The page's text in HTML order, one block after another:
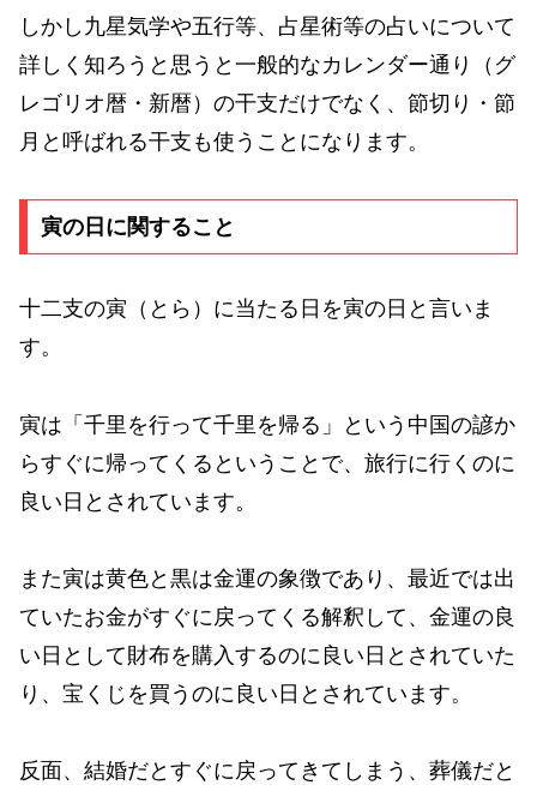
しかし九星気学や五行等、占星術等の占いについて
詳しく知ろうと思うと一般的なカレンダー通り（グ
レゴリオ暦・新暦）の干支だけでなく、節切り・節
月と呼ばれる干支も使うことになります。
寅の日に関すること
十二支の寅（とら）に当たる日を寅の日と言いま
す。
寅は「千里を行って千里を帰る」という中国の諺か
らすぐに帰ってくるということで、旅行に行くのに
良い日とされています。
また寅は黄色と黒は金運の象徴であり、最近では出
ていたお金がすぐに戻ってくる解釈して、金運の良
い日として財布を購入するのに良い日とされていた
り、宝くじを買うのに良い日とされています。
反面、結婚だとすぐに戻ってきてしまう、葬儀だと